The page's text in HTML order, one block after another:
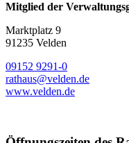
Mitglied der
Marktplatz 9
91235 Velden
09152 9291-0
rathaus@velden.de
www.velden.de